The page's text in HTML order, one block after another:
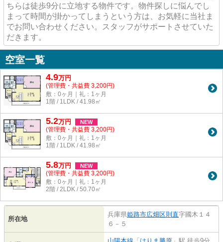
ちらは徒歩9分に立地する物件です。物件探しに悩んでし
まって時間が掛かってしまうという方は、お気軽に当社ま
でお問い合わせください。スタッフがサポートさせていた
だきます。
空室一覧
4.9万円
(管理費・共益費 3,200円)
敷：0ヶ月｜礼：1ヶ月
1階 / 1LDK / 41.98㎡
5.2万円 NEW
(管理費・共益費 3,200円)
敷：0ヶ月｜礼：1ヶ月
1階 / 1LDK / 41.98㎡
5.8万円 NEW
(管理費・共益費 3,200円)
敷：0ヶ月｜礼：1ヶ月
2階 / 2LDK / 50.70㎡
所在地
兵庫県姫路市広畑区則直字國木１４
６－５